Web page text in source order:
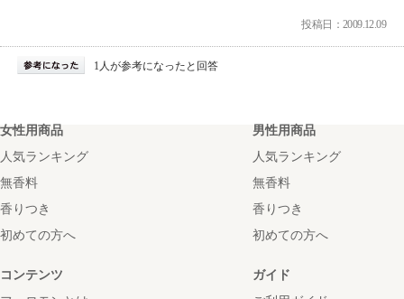
投稿日：2009.12.09
1人が参考になったと回答
女性用商品
人気ランキング
無香料
香りつき
初めての方へ
男性用商品
人気ランキング
無香料
香りつき
初めての方へ
コンテンツ
ガイド